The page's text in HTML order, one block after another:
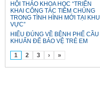
HỘI THẢO KHOA HỌC “TRIỂN
KHAI CÔNG TÁC TIÊM CHỦNG
TRONG TÌNH HÌNH MỚI TẠI KHU
VỰC”
HIỂU ĐÚNG VỀ BỆNH PHẾ CẦU
KHUẨN ĐỂ BẢO VỆ TRẺ EM
1 2 3 › »